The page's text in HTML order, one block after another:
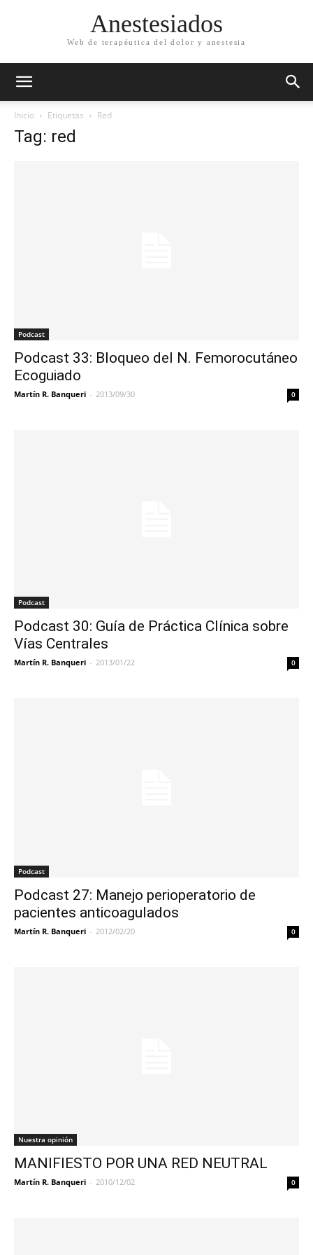
Anestesiados
Web de terapéutica del dolor y anestesia
Inicio Etiquetas Red
Tag: red
Podcast
Podcast 33: Bloqueo del N. Femorocutáneo
Ecoguiado
Martín R. Banqueri - 2013/09/30 0
Podcast
Podcast 30: Guía de Práctica Clínica sobre
Vías Centrales
Martín R. Banqueri - 2013/01/22 0
Podcast
Podcast 27: Manejo perioperatorio de
pacientes anticoagulados
Martín R. Banqueri - 2012/02/20 0
Nuestra opinión
MANIFIESTO POR UNA RED NEUTRAL
Martín R. Banqueri - 2010/12/02 0